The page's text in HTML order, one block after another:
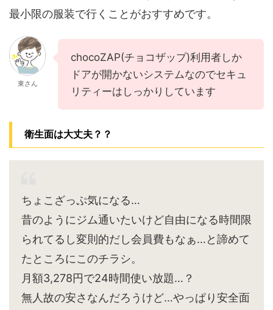
最小限の服装で行くことがおすすめです。
東さん
chocoZAP(チョコザップ)利用者しか
ドアが開かないシステムなのでセキュ
リティーはしっかりしています
衛生面は大丈夫？？
ちょこざっぷ気になる…
昔のようにジム通いたいけど自由になる時間限
られてるし変則的だし会員費もなぁ…と諦めて
たところにこのチラシ。
月額3,278円で24時間使い放題…？
無人故の安さなんだろうけど…やっぱり安全面